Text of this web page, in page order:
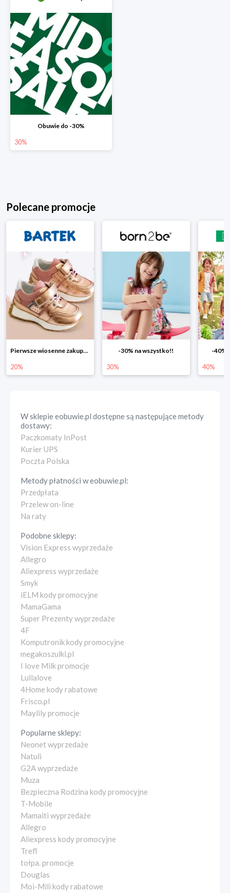
Obuwie do -30%
30%
Polecane promocje
Pierwsze wiosenne zakupy -20%
20%
-30% na wszystko!!
30%
-40%
40%
W sklepieeobuwie.pl dostępne są następujące metody
dostawy:
Paczkomaty InPost
Kurier UPS
Poczta Polska
Metody płatności weobuwie.pl:
Przedpłata
Przelew on-line
Na raty
Podobne sklepy:
Vision Express wyprzedaże
Allegro
Aliexpress wyprzedaże
Smyk
iELM kody promocyjne
MamaGama
Super Prezenty wyprzedaże
4F
Komputronik kody promocyjne
megakoszulki.pl
I love Milk promocje
Lullalove
4Home kody rabatowe
Frisco.pl
Maylily promocje
Popularne sklepy:
Neonet wyprzedaże
Natuli
G2A wyprzedaże
Muza
Bezpieczna Rodzina kody promocyjne
T-Mobile
Mamaiti wyprzedaże
Allegro
Aliexpress kody promocyjne
Trefl
tołpa. promocje
Douglas
Moi-Mili kody rabatowe